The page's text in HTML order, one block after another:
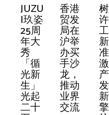
绍兴市委书记施惠芳在致辞时谈
支柱产业、富民产业和国际优
织、文化纺织、绿色纺织、开
场+创新的核心优势，全力推动
出了一条产业链、创新链、数
兴积极构建系统完整、功能完
纺丝，中有织造染整，下有服
共探
面料
趋势
赋能
产业
创新
｜中
国流
行面
料入
2026
“柯桥
优选”
品牌
对接
会成
功举
办，
千款
面料
｜
邓超
予登
纽约
时代
广场
新时
代杰
出华
人海
外展
树立
许村
工艺
新标
准、
激活
产业
发展
新引
擎——
一文
看懂
「星
选任
务」
：从
入门
到精
通，
达人
的
快时
尚巨
头收
缩离
场，
为什
么仍
有大
量服
饰黑
COC
OBE
LLA
亮相
2026
中国
国际
时装
周·海
宁，
事
“
力克
Retvi
ews
洞
察：
消费
分层
加
剧，
中端
力克
时尚
客户
研讨
会 柬
埔寨
站——
开启
运动
服智
：
2万
家鞋
服企
业流
程变
革！
“一件
事”跑
出业
务新
全国
纺织
行业
服装
制版
师/缝
纫工
职业
技能
竞赛
就
JUZU
I玖姿
25周
年大
秀
「循
光新
生」
光起
二十
香港
贸发
局在
沪举
办买
手沙
龙，
推动
业界
交流
准